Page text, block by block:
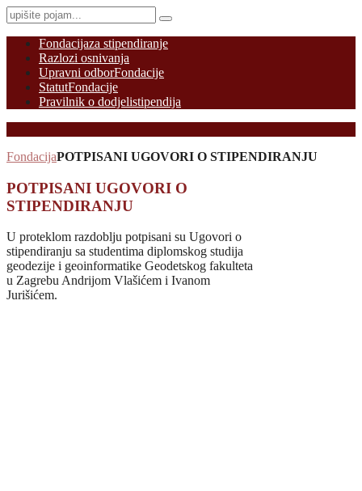
Fondacijaza stipendiranje
Razlozi osnivanja
Upravni odborFondacije
StatutFondacije
Pravilnik o dodjelistipendija
FondacijaPOTPISANI UGOVORI O STIPENDIRANJU
POTPISANI UGOVORI O
STIPENDIRANJU
U proteklom razdoblju potpisani su Ugovori o
stipendiranju sa studentima diplomskog studija
geodezije i geoinformatike Geodetskog fakulteta
u Zagrebu Andrijom Vlašićem i Ivanom
Jurišićem.